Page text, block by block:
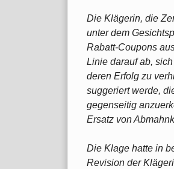
Die Klägerin, die
unter dem
Rabatt-Coupons
Linie darauf ab,
deren Erfolg zu
suggeriert werde,
gegenseitig
Ersatz von
Die Klage hatte in
Revision der